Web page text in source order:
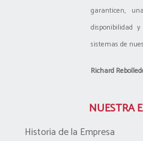
garanticen,
disponibilidad
sistemas de
Richard
NUESTRA
Historia de la Empresa